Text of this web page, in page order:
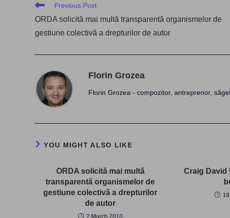
Read
articles
Previous Post
ORDA solicită mai multă transparentă organismelor de
gestiune colectivă a drepturilor de autor
Florin Grozea
Florin Grozea - compozitor, antreprenor,
YOU MIGHT ALSO LIKE
ORDA solicită mai multă
transparentă organismelor de
gestiune colectivă a drepturilor
de autor
2 March 2010
Craig David